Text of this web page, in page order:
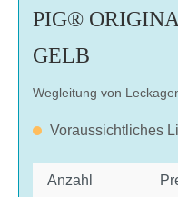
PIG®
GELB
Wegleitung von
Voraussichtliches
Anzahl